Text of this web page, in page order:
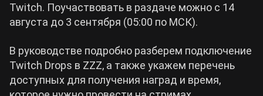
Hogwarts Legacy
Cyberpunk 2077
Twitch. Поучаствовать в раздаче можно с 14
августа до 3 сентября (05:00 по МСК).
В руководстве подробно разберем подключение
Twitch Drops в ZZZ, а также укажем перечень
доступных для получения наград и время,